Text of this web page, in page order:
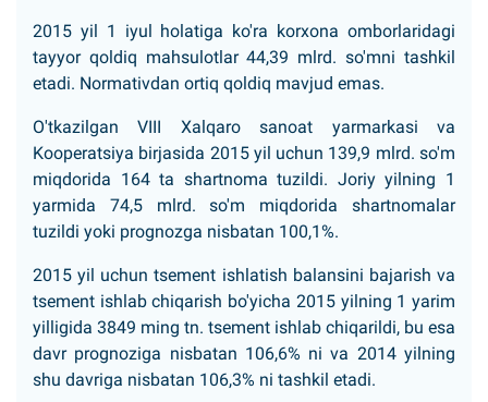
2015 yil 1 iyul holatiga ko'ra korxona omborlaridagi
tayyor qoldiq mahsulotlar 44,39 mlrd. so'mni tashkil
etadi. Normativdan ortiq qoldiq mavjud emas.
O'tkazilgan VIII Xalqaro sanoat yarmarkasi va
Kooperatsiya birjasida 2015 yil uchun 139,9 mlrd. so'm
miqdorida 164 ta shartnoma tuzildi. Joriy yilning 1
yarmida 74,5 mlrd. so'm miqdorida shartnomalar
tuzildi yoki prognozga nisbatan 100,1%.
2015 yil uchun tsement ishlatish balansini bajarish va
tsement ishlab chiqarish bo'yicha 2015 yilning 1 yarim
yilligida 3849 ming tn. tsement ishlab chiqarildi, bu esa
davr prognoziga nisbatan 106,6% ni va 2014 yilning
shu davriga nisbatan 106,3% ni tashkil etadi.